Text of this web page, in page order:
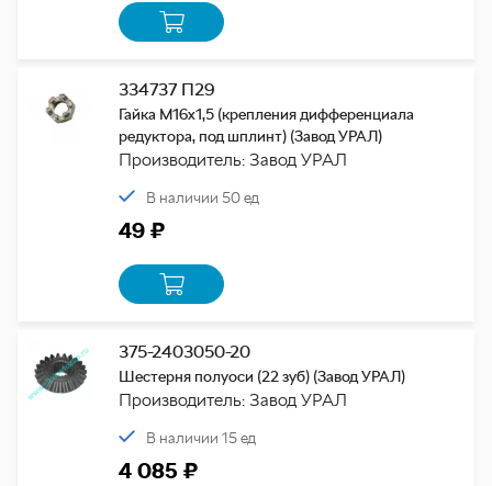
334737 П29
Гайка М16х1,5 (крепления дифференциала
редуктора, под шплинт) (Завод УРАЛ)
Производитель: Завод УРАЛ
В наличии 50 ед
49 ₽
375-2403050-20
Шестерня полуоси (22 зуб) (Завод УРАЛ)
Производитель: Завод УРАЛ
В наличии 15 ед
4 085 ₽